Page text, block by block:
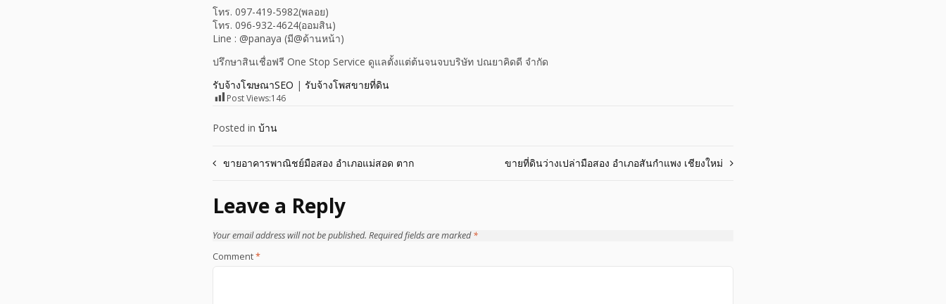
โทร. 097-419-5982(พลอย)
โทร. 096-932-4624(ออมสิน)
Line : @panaya (มี@ด้านหน้า)
ปรึกษาสินเชื่อฟรี One Stop Service ดูแลตั้งแต่ต้นจนจบบริษัท ปณยาคิดดี จำกัด
รับจ้างโฆษณาSEO | รับจ้างโพสขายที่ดิน
Post Views:146
Posted in บ้าน
Post
ขายอาคารพาณิชย์มือสอง อำเภอแม่สอด ตาก ขายที่ดินว่างเปล่ามือสอง อำเภอสันกำแพง เชียงใหม่
Leave a Reply
Your email address will not be published. Required fields are marked*
Comment*